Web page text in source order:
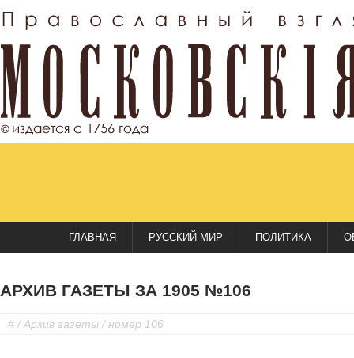
ГЛАВНАЯ РУССКИЙ МИР ПОЛИТИКА
АРХИВ ГАЗЕТЫ ЗА 1905 №106
# /Архив газеты / номер 106